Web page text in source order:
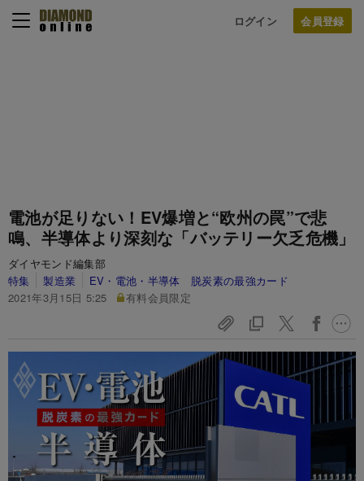
ログイン
電池が足りない！EV爆増と“欧州の罠”で悲
鳴、半導体より深刻な「バッテリー欠乏危機」
ダイヤモンド編集部
特集
製造業
EV・電池・半導体 脱炭素の最強カード
2021年3月15日 5:25
有料会員限定